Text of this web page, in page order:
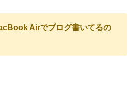
Airでブログ書いてるの